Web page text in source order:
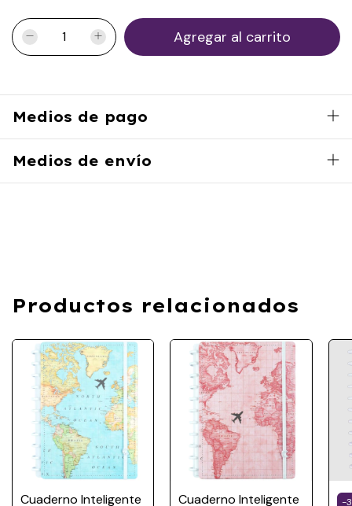
Medios de pago
Medios de envío
Productos relacionados
Cuaderno Inteligente
Cuaderno Inteligente
-